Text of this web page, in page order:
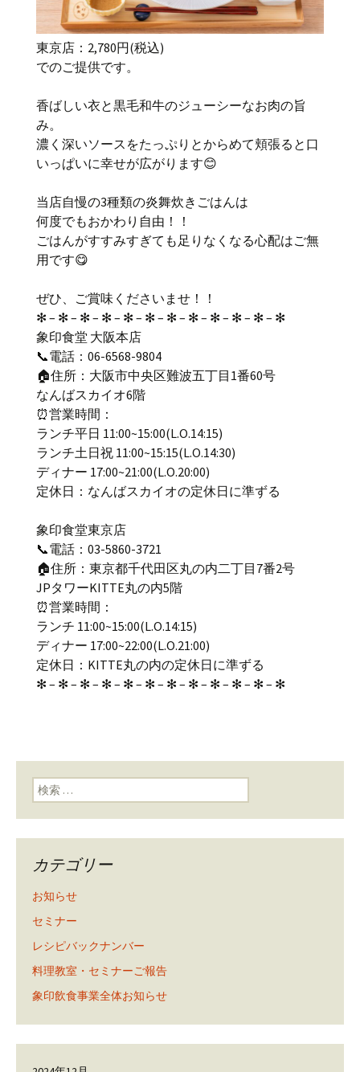
東京店：2,780円(税込)
でのご提供です。
香ばしい衣と黒毛和牛のジューシーなお肉の旨
み。
濃く深いソースをたっぷりとからめて頬張ると口
いっぱいに幸せが広がります😊
当店自慢の3種類の炎舞炊きごはんは
何度でもおかわり自由！！
ごはんがすすみすぎても足りなくなる心配はご無
用です😋
ぜひ、ご賞味くださいませ！！
✻ – ✻ – ✻ – ✻ – ✻ – ✻ – ✻ – ✻ – ✻ – ✻ – ✻ – ✻
象印食堂 大阪本店
📞電話：06-6568-9804
🏠住所：大阪市中央区難波五丁目1番60号
なんばスカイオ6階
⏰営業時間：
ランチ平日 11:00~15:00(L.O.14:15)
ランチ土日祝 11:00~15:15(L.O.14:30)
ディナー 17:00~21:00(L.O.20:00)
定休日：なんばスカイオの定休日に準ずる
象印食堂東京店
📞電話：03-5860-3721
🏠住所：東京都千代田区丸の内二丁目7番2号
JPタワーKITTE丸の内5階
⏰営業時間：
ランチ 11:00~15:00(L.O.14:15)
ディナー 17:00~22:00(L.O.21:00)
定休日：KITTE丸の内の定休日に準ずる
✻ – ✻ – ✻ – ✻ – ✻ – ✻ – ✻ – ✻ – ✻ – ✻ – ✻ – ✻
検索:
カテゴリー
お知らせ
セミナー
レシピバックナンバー
料理教室・セミナーご報告
象印飲食事業全体お知らせ